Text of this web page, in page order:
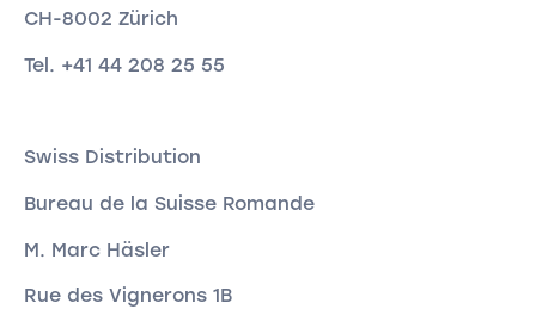
CH-8002 Zürich
Tel. +41 44 208 25 55
Swiss Distribution
Bureau de la Suisse Romande
M. Marc Häsler
Rue des Vignerons 1B